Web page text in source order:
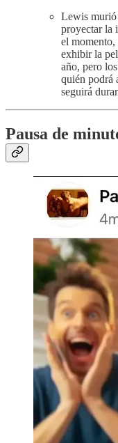
Lewis murió
proyectar la
el
exhibir la
año, pero
quién podrá
seguirá
Pausa de